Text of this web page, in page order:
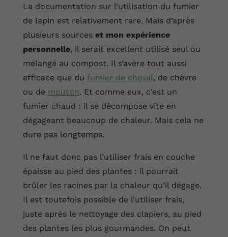
La documentation sur l’utilisation du fumier
de lapin est relativement rare. Mais d’après
plusieurs sources et mon expérience
personnelle, il serait excellent utilisé seul ou
mélangé au compost. Il s’avère tout aussi
efficace que du fumier de cheval, de chèvre
ou de mouton. Et comme eux, c’est un
fumier chaud : il se décompose vite en
dégageant beaucoup de chaleur. Mais cela ne
dure pas longtemps.
Il ne faut donc pas l’utiliser frais en couche
épaisse au pied des plantes : il pourrait
brûler les racines par la chaleur qu’il dégage.
Il est toutefois possible de l’utiliser frais,
juste après le nettoyage des clapiers, au pied
des plantes les plus gourmandes. On peut